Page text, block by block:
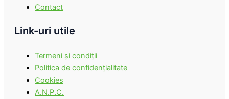
Contact
Link-uri utile
Termeni şi condiţii
Politica de confidenţialitate
Cookies
A.N.P.C.